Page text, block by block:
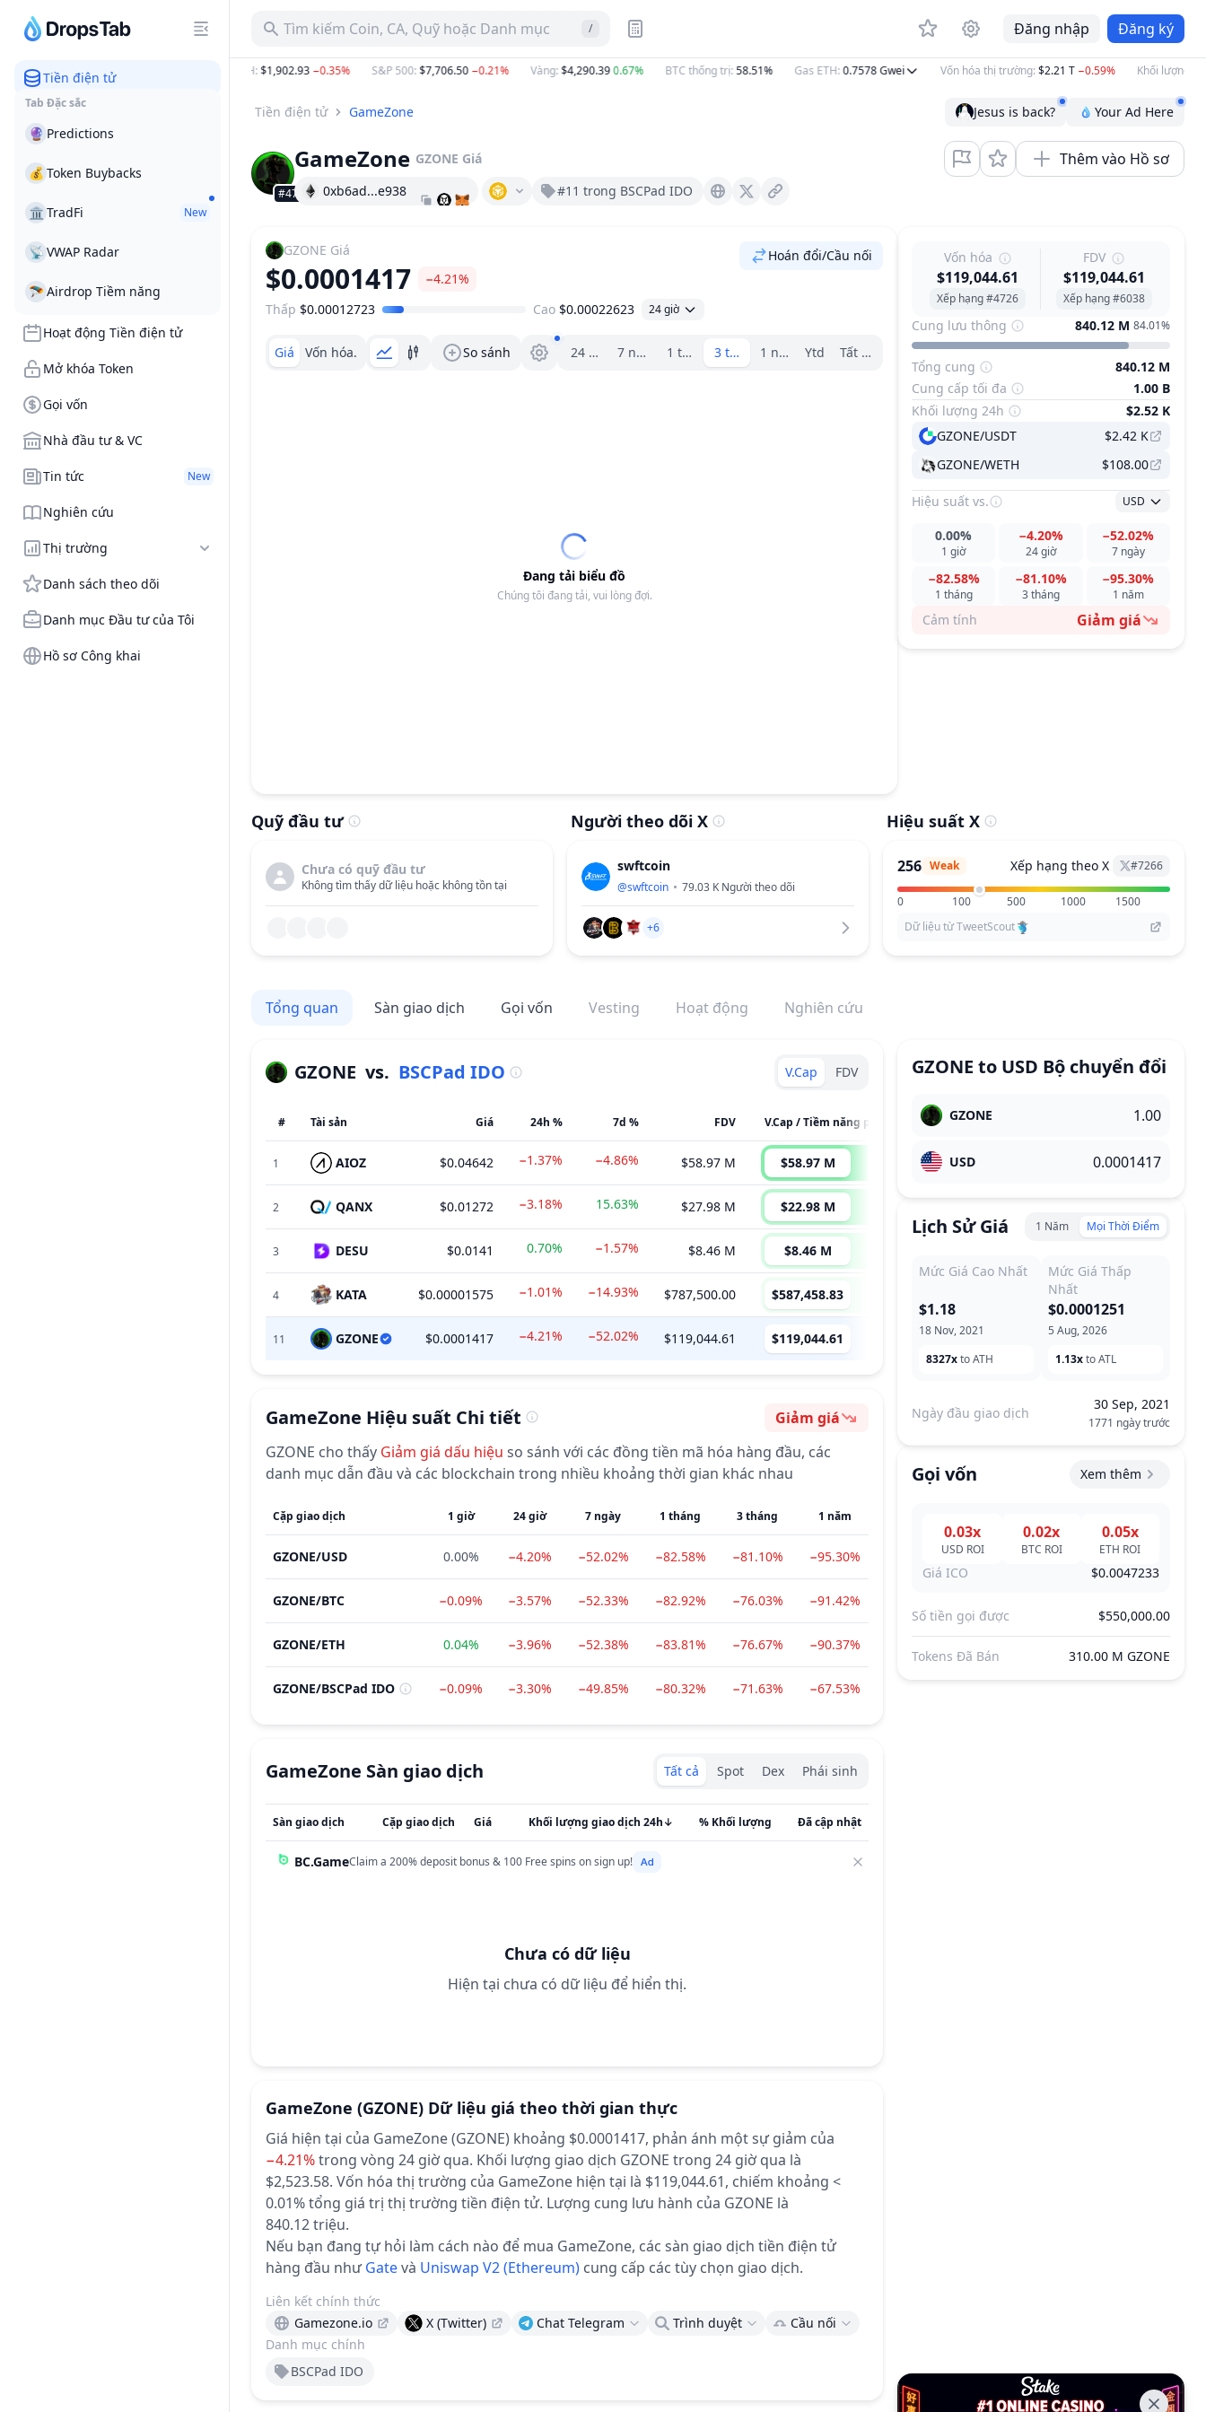
Tiền điện tử
Tab Đặc sắc
🔮 Predictions
💰 Token Buybacks
🏛 TradFi New
📡 VWAP Radar
🪂Airdrop Tiềm năng
Hoạt động Tiền điện tử
Mở khóa Token
Gọi vốn
Nhà đầu tư & VC
Tin tức New
Nghiên cứu
Thị trường
Danh sách theo dõi
Danh mục Đầu tư của Tôi
Hồ sơ Công khai
Tìm kiếm Coin, CA, Quỹ hoặc Danh mục / Đăng nhập Đăng ký
−13.93% BTC $64,315.99 $1,902.93−0.35% S&P 500:$7,706.50 −0.21% Vàng:$4,290.39 0.67% BTC thống trị:58.51% Gas ETH:0.7578Gwei Vốn hóa thị trường:$2.21 T −0.59% Khối lượng 24h
Tiền điện tử GameZone Jesus is back? Your Ad Here
#4726
GameZone GZONE Giá Thêm vào Hồ sơ
0xb6ad...e938 #11 trong BSCPad IDO X (Twitter)
GZONE Giá
$0.0001417 −4.21%
Hoán đổi/Cầu nối
Khoảng giá
Thấp $0.00012723 Cao $0.00022623 24 giờ
Giá Vốn hóa. So sánh Trình chọn khoảng.
24 giờ 7 ngày 1 tháng 3 tháng 1 năm Ytd Tất cả
Đang tải biểu đồ
Chúng tôi đang tải, vui lòng đợi.
Vốn hóa
$119,044.61
Xếp hạng #4726
FDV
$119,044.61
Xếp hạng #6038
Cung lưu thông 840.12 M 84.01%
Tổng cung
840.12 M
Cung cấp tối đa
1.00 B
Khối lượng 24h
$2.52 K
GZONE/USDT
$2.42 K
GZONE/WETH
$108.00
Hiệu suất vs. USD
1 giờ
0.00%
24 giờ
−4.20%
7 ngày
−52.02%
1 tháng
−82.58%
3 tháng
−81.10%
1 năm
−95.30%
Cảm tính Giảm giá
Quỹ đầu tư
Chưa có quỹ đầu tư
Không tìm thấy dữ liệu hoặc không tồn tại
Người theo dõi X
swftcoin
@swftcoin 79.03 K Người theo dõi
+6
Hiệu suất X
256 Weak Xếp hạng theo X #7266
0 100 500 1000
1500
Dữ liệu từ TweetScout
Tổng quan Sàn giao dịch Gọi vốn Vesting Hoạt động Nghiên cứu
GZONE vs. BSCPad IDO V.Cap FDV
# Tài sản Giá 24h % 7d % FDV V.Cap / Tiềm năng phát triển
1 AIOZ $0.04642 −1.37% −4.86% $58.97 M $58.97 M
2 QANX $0.01272 −3.18% 15.63% $27.98 M $22.98 M
3 DESU $0.0141 0.70% −1.57% $8.46 M $8.46 M
4 KATA $0.00001575 −1.01% −14.93% $787,500.00 $587,458.83
11 GZONE $0.0001417 −4.21% −52.02% $119,044.61 $119,044.61
GameZone Hiệu suất Chi tiết Cảm tính
Giảm giá
GZONE cho thấy Giảm giá dấu hiệu so sánh với các đồng tiền mã hóa hàng đầu, các
danh mục dẫn đầu và các blockchain trong nhiều khoảng thời gian khác nhau
Cặp giao dịch 1 giờ 24 giờ 7 ngày 1 tháng 3 tháng 1 năm
GZONE/USD 0.00% −4.20% −52.02% −82.58% −81.10% −95.30%
GZONE/BTC −0.09% −3.57% −52.33% −82.92% −76.03% −91.42%
GZONE/ETH 0.04% −3.96% −52.38% −83.81% −76.67% −90.37%
GZONE/BSCPad IDO −0.09% −3.30% −49.85% −80.32% −71.63% −67.53%
GZONE to USD Bộ chuyển đổi
GZONE
USD
Lịch Sử Giá 1 Năm Mọi Thời Điểm
Mức Giá Cao Nhất
18 Nov, 2021
$1.18
8327xto ATH
Mức Giá Thấp
Nhất
5 Aug, 2026
$0.0001251
1.13xto ATL
Ngày đầu giao dịch
30 Sep, 2021
1771 ngày trước
Gọi vốn Xem thêm
0.03x
USD ROI
0.02x
BTC ROI
0.05x
ETH ROI
Giá ICO $0.0047233
Số tiền gọi được $550,000.00
Tokens Đã Bán 310.00 M GZONE
GameZone Sàn giao dịch Exchanges type
Tất cả Spot Dex Phái sinh
Sàn giao dịch Cặp giao dịch Giá ↓
Khối lượng giao dịch 24h % Khối lượng Đã cập nhật
BC.GameClaim a 200% deposit bonus & 100 Free spins on sign up!
Chưa có dữ liệu
Hiện tại chưa có dữ liệu để hiển thị.
GameZone (GZONE) Dữ liệu giá theo thời gian thực
Giá hiện tại của GameZone (GZONE) khoảng $0.0001417, phản ánh một sự giảm của
−4.21%trong vòng 24 giờ qua. Khối lượng giao dịch GZONE trong 24 giờ qua là
$2,523.58. Vốn hóa thị trường của GameZone hiện tại là $119,044.61, chiếm khoảng <
0.01% tổng giá trị thị trường tiền điện tử. Lượng cung lưu hành của GZONE là
840.12 triệu.
Nếu bạn đang tự hỏi làm cách nào để mua GameZone, các sàn giao dịch tiền điện tử
hàng đầu như Gatevà Uniswap V2 (Ethereum) cung cấp các tùy chọn giao dịch.
Danh mục chính
BSCPad IDO
Liên kết chính thức
Gamezone.io
X (Twitter) Chat Telegram Trình duyệt Cầu nối